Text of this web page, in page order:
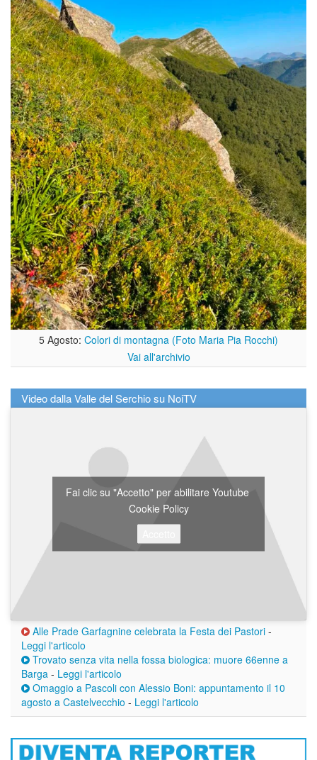
5 Agosto: Colori di montagna (Foto Maria Pia Rocchi)
Vai all'archivio
Video dalla Valle del Serchio su NoiTV
Fai clic su "Accetto" per abilitare Youtube
Cookie Policy
Alle Prade Garfagnine celebrata la Festa dei Pastori -
Leggi l'articolo
Trovato senza vita nella fossa biologica: muore 66enne a
Barga - Leggi l'articolo
Omaggio a Pascoli con Alessio Boni: appuntamento il 10
agosto a Castelvecchio - Leggi l'articolo